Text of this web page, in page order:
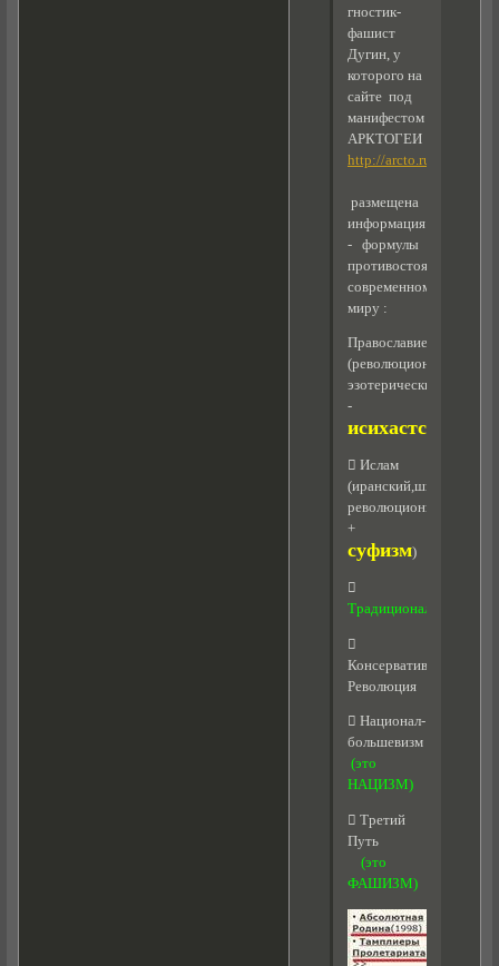
гностик-
фашист
Дугин, у
которого на
сайте под
манифестом
АРКТОГЕИ
http://arcto.ru/article/46
размещена
информация
- формулы
противостояния
современному
миру :
Православие
(революционное+
эзотерически
-
исихастское
 Ислам
(иранский,шиитский,
революционный
+
суфизм)

Традиционализм

Консервативная
Революция
 Национал-
большевизм
(это
НАЦИЗМ)
 Третий
Путь
(это
ФАШИЗМ)